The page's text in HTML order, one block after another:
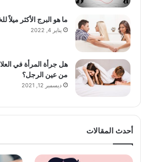
ما هو البرج الأكثر ميلاً
يناير 4, 2022
هل جرأة المرأة في
من عين الرجل؟
ديسمبر 12, 2021
أحدث المقالات